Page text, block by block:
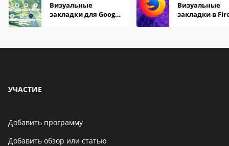
Визуальные
закладки для Google
Визуальные
закладки в
УЧАСТИЕ
Добавить программу
Добавить обзор или статью